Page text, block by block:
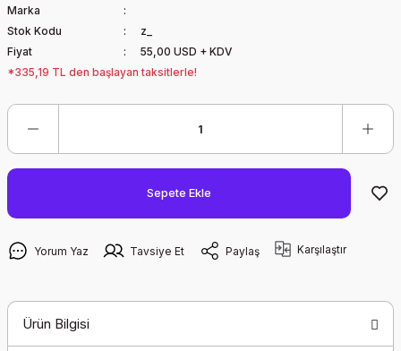
Marka
Stok Kodu
z_
Fiyat
55,00 USD + KDV
*335,19 TL den başlayan taksitlerle!
Sepete Ekle
Yorum Yaz Tavsiye Et Paylaş Karşılaştır
Ürün Bilgisi